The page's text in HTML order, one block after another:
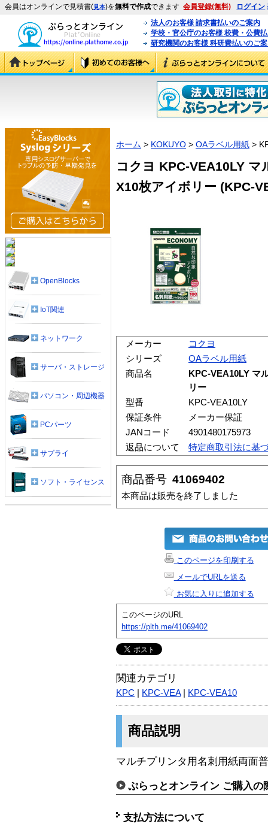
会員はオンラインで見積書(見本)を無料で作成できます 会員登録(無料) ログイン
法人のお客様 請求書払いのご案内
学校・官公庁のお客様 校費・公費
研究機関のお客様 科研費払いのご
ホーム > KOKUYO > OAラベル用紙 >
コクヨ KPC-VEA10LY
X10枚アイボリー (KPC-
メーカー
コクヨ
シリーズ
OAラベル用紙
商品名
KPC-VEA10LY マ
リー
型番
KPC-VEA10LY
保証条件
メーカー保証
JANコード
4901480175973
返品について
特定商取引法に基
商品番号 41069402
本商品は販売を終了しました
このページを印刷する
メールでURLを送る
お気に入りに追加する
このページのURL
https://plth.me/41069402
関連カテゴリ
KPC KPC-VEA| KPC-VEA10
商品説明
マルチプリンタ用名刺用紙両面
ぷらっとオンライン ご購入の
支払方法について
OpenBlocks
IoT関連
ネットワーク
サーバ・ストレージ
パソコン・周辺機器
PCパーツ
サプライ
ソフト・ライセンス